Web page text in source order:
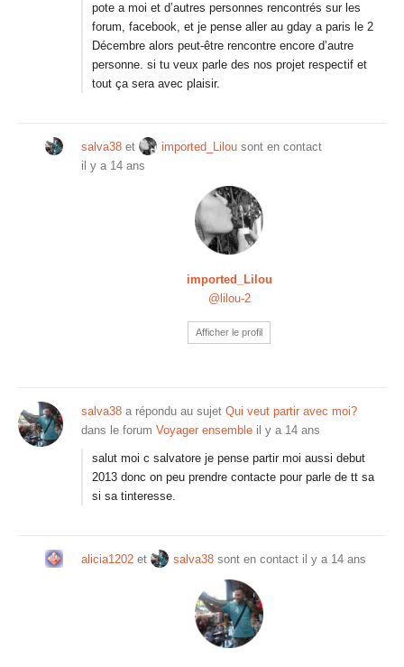
pote a moi et d’autres personnes rencontrés sur les
forum, facebook, et je pense aller au gday a paris le 2
Décembre alors peut-être rencontre encore d’autre
personne. si tu veux parle des nos projet respectif et
tout ça sera avec plaisir.
salva38 et imported_Lilou sont en contact
il y a 14 ans
imported_Lilou
@lilou-2
Afficher le profil
salva38 a répondu au sujet Qui veut partir avec moi?
dans le forum Voyager ensemble il y a 14 ans
salut moi c salvatore je pense partir moi aussi debut
2013 donc on peu prendre contacte pour parle de tt sa
si sa tinteresse.
alicia1202 et salva38 sont en contact il y a 14 ans